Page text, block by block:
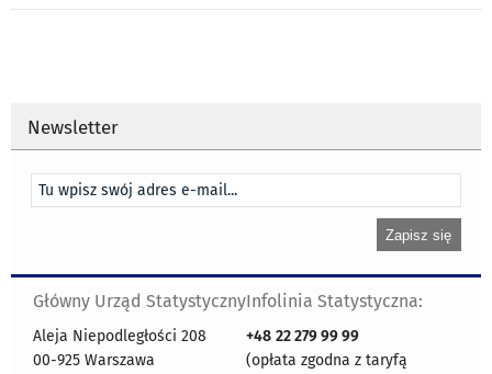
Newsletter
Główny Urząd Statystyczny
Aleja Niepodległości 208
00-925 Warszawa
Infolinia Statystyczna:
+48 22 279 99 99
(opłata zgodna z taryfą